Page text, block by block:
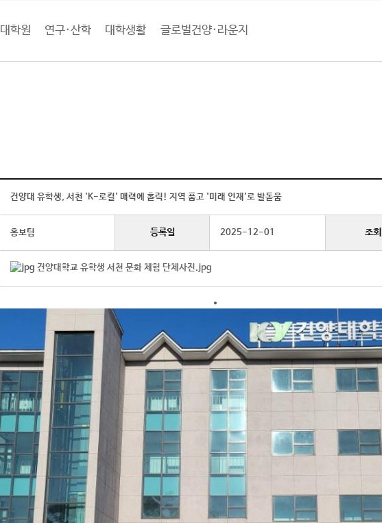
대학원 연구·산학 대학생활 글로벌건양·라운지
건양대 유학생, 서천 'K-로컬' 매력에 홀릭! 지역 품고 '미래 인재'로 발돋움
홍보팀 등록일 2025-12-01 조회
건양대학교 유학생 서천 문화 체험 단체사진.jpg